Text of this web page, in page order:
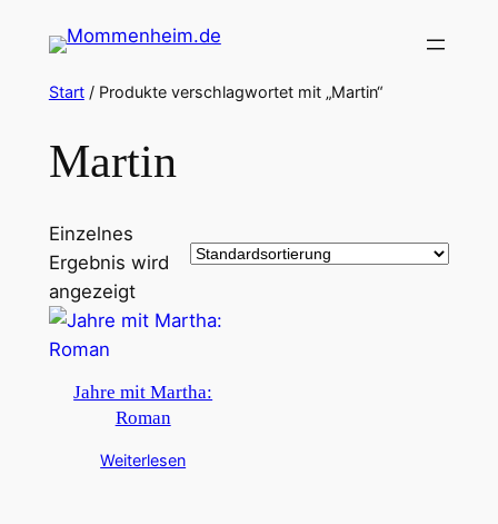
Inhalt
springen
Start/ Produkte verschlagwortet mit „Martin“
Martin
Einzelnes
Ergebnis wird
angezeigt
Jahre mit Martha:
Roman
Weiterlesen